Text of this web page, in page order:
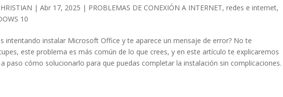
| Abr 17, 2025 | PROBLEMAS DE CONEXIÓN A INTERNET, redes e internet,
10
intentando instalar Microsoft Office y te aparece un mensaje de error? No te
este problema es más común de lo que crees, y en este artículo te explicaremos
paso cómo solucionarlo para que puedas completar la instalación sin complicaciones.